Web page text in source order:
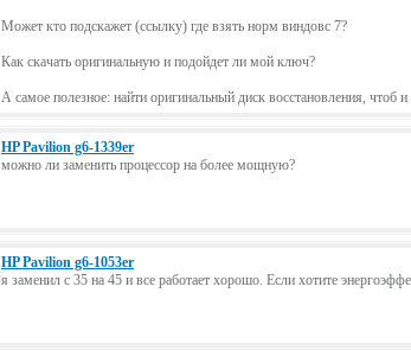
Может кто подскажет (ссылку) где взять норм виндовс 7?
Как скачать оригинальную и подойдет ли мой ключ?
А самое полезное: найти оригинальный диск восстановления,
HP Pavilion g6-1339er
можно ли заменить процессор на более мощную?
HP Pavilion g6-1053er
я заменил с 35 на 45 и все работает хорошо. Если хотите